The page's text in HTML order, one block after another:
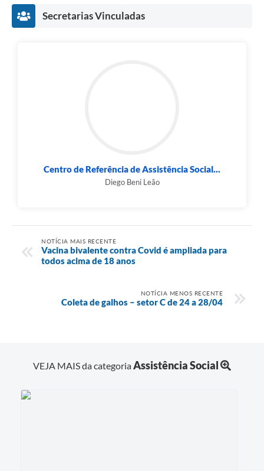
Secretarias Vinculadas
Centro de Referência de Assistência Social...
Diego Beni Leão
NOTÍCIA MAIS RECENTE
Vacina bivalente contra Covid é ampliada para
todos acima de 18 anos
NOTÍCIA MENOS RECENTE
Coleta de galhos – setor C de 24 a 28/04
VEJA MAIS da categoriaAssistência Social